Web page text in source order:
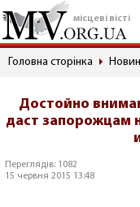
місцеві вісті
Головна сторінка
Достойно
даст запорожцам
Переглядів: 1082
15 червня 2015 13:48